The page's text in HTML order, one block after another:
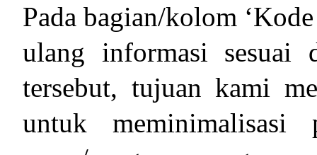
Pada bagian/kolom
ulang informasi sesuai
tersebut, tujuan kami
untuk meminimalisasi